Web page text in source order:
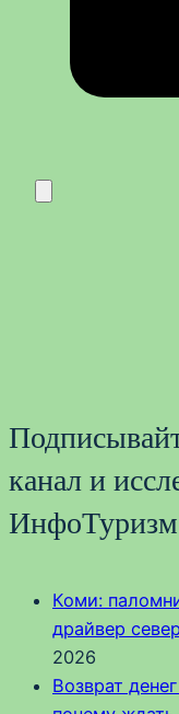
канал и
Коми:
драйвер
2026
Возврат